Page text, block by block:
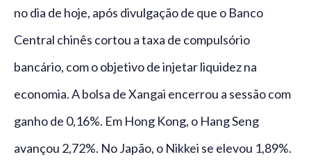
no dia de hoje, após divulgação de que o Banco
Central chinês cortou a taxa de compulsório
bancário, com o objetivo de injetar liquidez na
economia. A bolsa de Xangai encerrou a sessão com
ganho de 0,16%. Em Hong Kong, o Hang Seng
avançou 2,72%. No Japão, o Nikkei se elevou 1,89%.